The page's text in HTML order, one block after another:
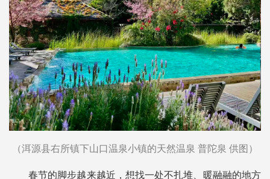
（洱源县右所镇下山口温泉小镇的天然温泉 普陀泉 供图）
春节的脚步越来越近，想找一处不扎堆、暖融融的地方